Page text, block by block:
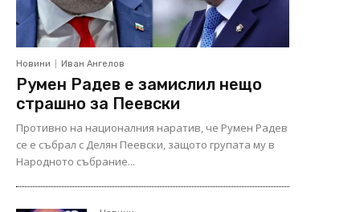
Новини Иван Ангелов
Румен Радев е замислил нещо
страшно за Пеевски
Противно на националния наратив, че Румен Радев
се е събрал с Делян Пеевски, защото групата му в
Народното събрание...